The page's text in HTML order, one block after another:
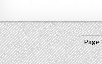
Page